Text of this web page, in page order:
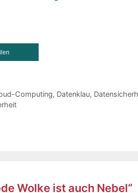
Computing, Datenklau,
Wolke ist auch Nebel“